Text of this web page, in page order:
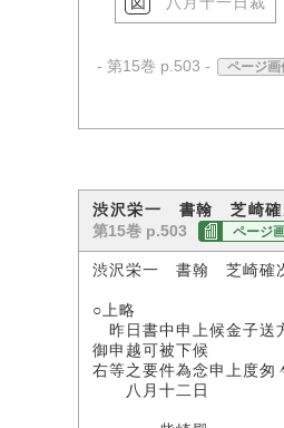
- 第15巻 p.503 - ページ画
渋沢栄一 書翰 芝崎確
第15巻 p.503 ページ
渋沢栄一 書翰 芝崎確
（芝崎
○上略
昨日書中申上候金子送
御申越可被下候
右等之要件為念申上度匆
八月十二日
渋